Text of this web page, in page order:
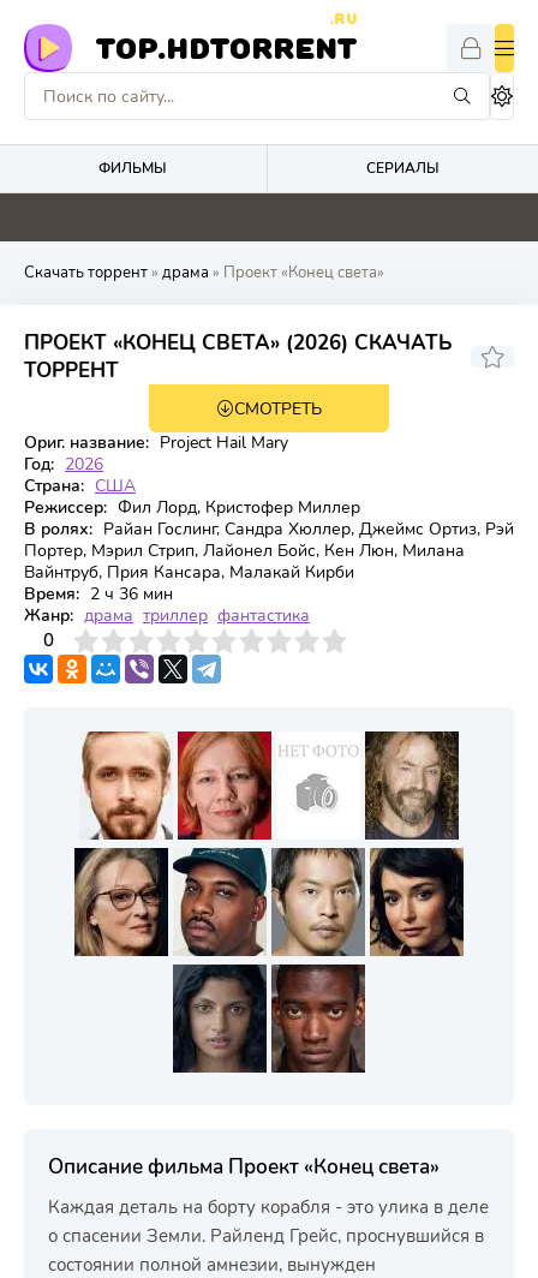
TOP.HDTORRENT
.RU
ФИЛЬМЫ СЕРИАЛЫ
4.1 0 0 0
Скачать торрент» драма » Проект «Конец света»
ПРОЕКТ «КОНЕЦ СВЕТА» (2026) СКАЧАТЬ
ТОРРЕНТ
8.4
СМОТРЕТЬ
Ориг. название: Project Hail Mary
Год: 2026
Страна: США
Режиссер: Фил Лорд, Кристофер Миллер
В ролях: Райан Гослинг, Сандра Хюллер, Джеймс Ортиз, Рэй
Портер, Мэрил Стрип, Лайонел Бойс, Кен Люн, Милана
Вайнтруб, Прия Кансара, Малакай Кирби
Время: 2 ч 36 мин
Жанр: драма триллер фантастика
0
4 6 7 8 9 10
Описание фильма Проект «Конец света»
Каждая деталь на борту корабля - это улика в деле
о спасении Земли. Райленд Грейс, проснувшийся в
состоянии полной амнезии, вынужден